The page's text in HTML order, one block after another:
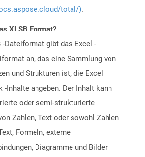
total/).
XLSB Format?
-Dateiformat gibt das Excel -
an, das eine Sammlung von
und Strukturen ist, die Excel
-Inhalte angeben. Der Inhalt kann
oder semi-strukturierte
Zahlen, Text oder sowohl Zahlen
Formeln, externe
Diagramme und Bilder